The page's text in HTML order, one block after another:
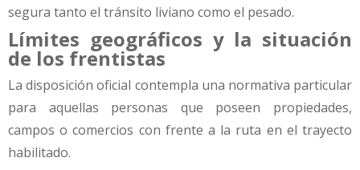
segura tanto el tránsito liviano como el pesado.
Límites geográficos y la situación
de los frentistas
La disposición oficial contempla una normativa particular
para aquellas personas que poseen propiedades,
campos o comercios con frente a la ruta en el trayecto
habilitado.